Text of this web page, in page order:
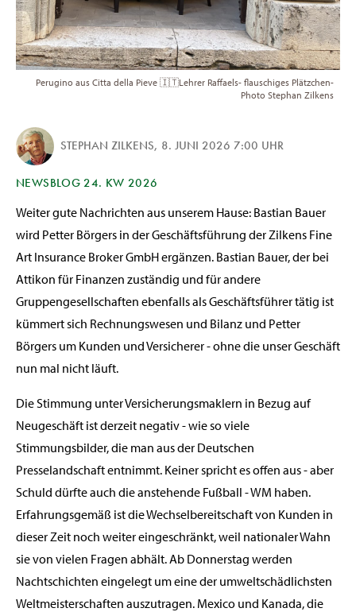
Perugino aus Citta della Pieve 🇮🇹Lehrer Raffaels- flauschiges Plätzchen-
Photo Stephan Zilkens
STEPHAN ZILKENS, 8. JUNI 2026 7:00 UHR
NEWSBLOG 24. KW 2026
Weiter gute Nachrichten aus unserem Hause: Bastian Bauer
wird Petter Börgers in der Geschäftsführung der Zilkens Fine
Art Insurance Broker GmbH ergänzen. Bastian Bauer, der bei
Attikon für Finanzen zuständig und für andere
Gruppengesellschaften ebenfalls als Geschäftsführer tätig ist
kümmert sich Rechnungswesen und Bilanz und Petter
Börgers um Kunden und Versicherer - ohne die unser Geschäft
nun mal nicht läuft.
Die Stimmung unter Versicherungsmaklern in Bezug auf
Neugeschäft ist derzeit negativ - wie so viele
Stimmungsbilder, die man aus der Deutschen
Presselandschaft entnimmt. Keiner spricht es offen aus - aber
Schuld dürfte auch die anstehende Fußball - WM haben.
Erfahrungsgemäß ist die Wechselbereitschaft von Kunden in
dieser Zeit noch weiter eingeschränkt, weil nationaler Wahn
sie von vielen Fragen abhält. Ab Donnerstag werden
Nachtschichten eingelegt um eine der umweltschädlichsten
Weltmeisterschaften auszutragen. Mexico und Kanada, die